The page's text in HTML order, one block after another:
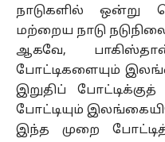
நாடுகளில் ஒன்று
மற்றைய நாடு
ஆகவே,
போட்டிகளையும்
இறுதிப்
போட்டியும்
இந்த முறை